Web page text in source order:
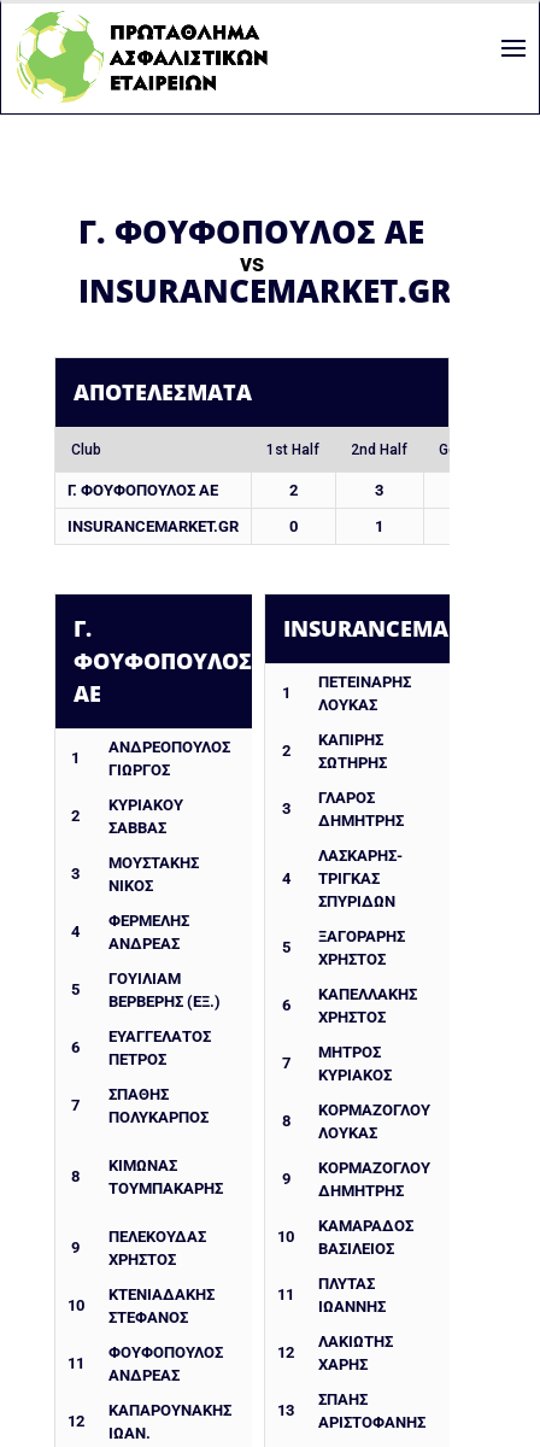
Γ. ΦΟΥΦΟΠΟΥΛΟΣ ΑΕ
vs
INSURANCEMARKET.GR
ΑΠΟΤΕΛΈΣΜΑΤΑ
Club 1st Half 2nd Half Goals
Γ. ΦΟΥΦΟΠΟΥΛΟΣ ΑΕ 2 3
INSURANCEMARKET.GR
0 1
Γ.
ΦΟΥΦΟΠΟΥΛΟΣ
ΑΕ
1
ΑΝΔΡΕΟΠΟΥΛΟΣ
ΓΙΩΡΓΟΣ
2
ΚΥΡΙΑΚΟΥ
ΣΑΒΒΑΣ
3
ΜΟΥΣΤΑΚΗΣ
ΝΙΚΟΣ
4
ΦΕΡΜΕΛΗΣ
ΑΝΔΡΕΑΣ
5
ΓΟΥΙΛΙΑΜ
ΒΕΡΒΕΡΗΣ (ΕΞ.)
6
ΕΥΑΓΓΕΛΑΤΟΣ
ΠΕΤΡΟΣ
7
ΣΠΑΘΗΣ
ΠΟΛΥΚΑΡΠΟΣ
8
ΚΙΜΩΝΑΣ
ΤΟΥΜΠΑΚΑΡΗΣ
9
ΠΕΛΕΚΟΥΔΑΣ
ΧΡΗΣΤΟΣ
10
ΚΤΕΝΙΑΔΑΚΗΣ
ΣΤΕΦΑΝΟΣ
11
ΦΟΥΦΟΠΟΥΛΟΣ
ΑΝΔΡΕΑΣ
12
ΚΑΠΑΡΟΥΝΑΚΗΣ
ΙΩΑΝ.
INSURANCEMARKET.GR
1
ΠΕΤΕΙΝΆΡΗΣ
ΛΟΥΚΆΣ
2
ΚΑΠΊΡΗΣ
ΣΩΤΉΡΗΣ
3
ΓΛΆΡΟΣ
ΔΗΜΉΤΡΗΣ
4
ΛΆΣΚΑΡΗΣ-
ΤΡΊΓΚΑΣ
ΣΠΥΡΊΔΩΝ
5
ΞΑΓΟΡΆΡΗΣ
ΧΡΉΣΤΟΣ
6
ΚΑΠΕΛΛΆΚΗΣ
ΧΡΉΣΤΟΣ
7
ΜΉΤΡΟΣ
ΚΥΡΙΆΚΟΣ
8
ΚΟΡΜΆΖΟΓΛΟΥ
ΛΟΥΚΆΣ
9
ΚΟΡΜΆΖΟΓΛΟΥ
ΔΗΜΉΤΡΗΣ
10
ΚΑΜΑΡΆΔΟΣ
ΒΑΣΊΛΕΙΟΣ
11
ΠΛΥΤΆΣ
ΙΩΆΝΝΗΣ
12
ΛΑΚΙΏΤΗΣ
ΧΆΡΗΣ
13
ΣΠΑΉΣ
ΑΡΙΣΤΟΦΆΝΗΣ